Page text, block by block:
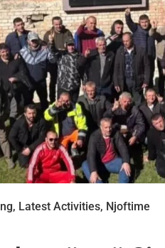
, Latest Activities, Njoftime